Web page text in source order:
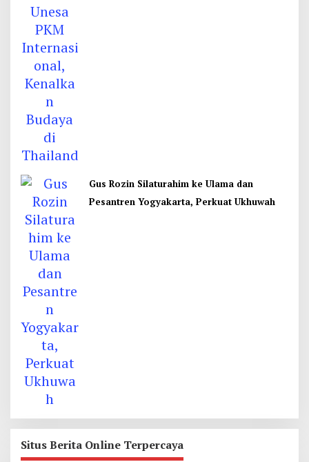
Gus Rozin Silaturahim ke Ulama dan
Pesantren Yogyakarta, Perkuat Ukhuwah
Situs Berita Online Terpercaya